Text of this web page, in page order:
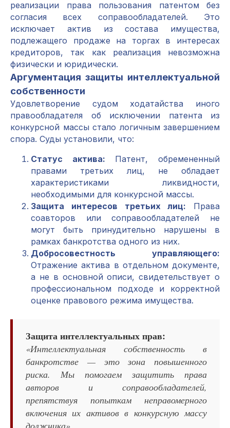
реализации права пользования патентом без
согласия всех соправообладателей. Это
исключает актив из состава имущества,
подлежащего продаже на торгах в интересах
кредиторов, так как реализация невозможна
физически и юридически.
Аргументация защиты интеллектуальной
собственности
Удовлетворение судом ходатайства иного
правообладателя об исключении патента из
конкурсной массы стало логичным завершением
спора. Суды установили, что:
Статус актива: Патент, обремененный
правами третьих лиц, не обладает
характеристиками ликвидности,
необходимыми для конкурсной массы.
Защита интересов третьих лиц: Права
соавторов или соправообладателей не
могут быть принудительно нарушены в
рамках банкротства одного из них.
Добросовестность управляющего:
Отражение актива в отдельном документе,
а не в основной описи, свидетельствует о
профессиональном подходе и корректной
оценке правового режима имущества.
Защита интеллектуальных прав:
«Интеллектуальная собственность в
банкротстве — это зона повышенного
риска. Мы помогаем защитить права
авторов и соправообладателей,
препятствуя попыткам неправомерного
включения их активов в конкурсную массу
должника».